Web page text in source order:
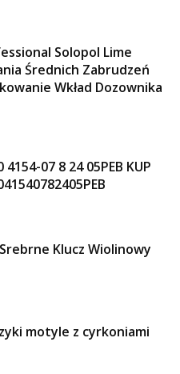
Solopol Lime
Średnich Zabrudzeń
Wkład Dozownika
07 8 24 05PEB KUP
Klucz Wiolinowy
motyle z cyrkoniami